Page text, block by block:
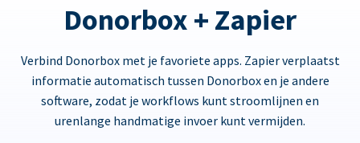
Donorbox + Zapier
Verbind Donorbox met je favoriete apps. Zapier verplaatst
informatie automatisch tussen Donorbox en je andere
software, zodat je workflows kunt stroomlijnen en
urenlange handmatige invoer kunt vermijden.